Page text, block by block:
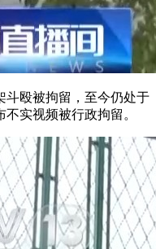
殴被拘留，至今仍处于
实视频被行政拘留。